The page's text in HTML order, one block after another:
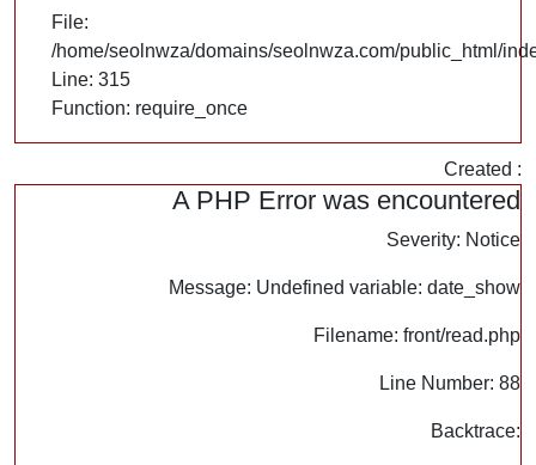
File:
/home/seolnwza/domains/seolnwza.com/public_html/
Line: 315
Function: require_once
Created :
A PHP Error was encountered
Severity: Notice
Message: Undefined variable: date_show
Filename: front/read.php
Line Number: 88
Backtrace: